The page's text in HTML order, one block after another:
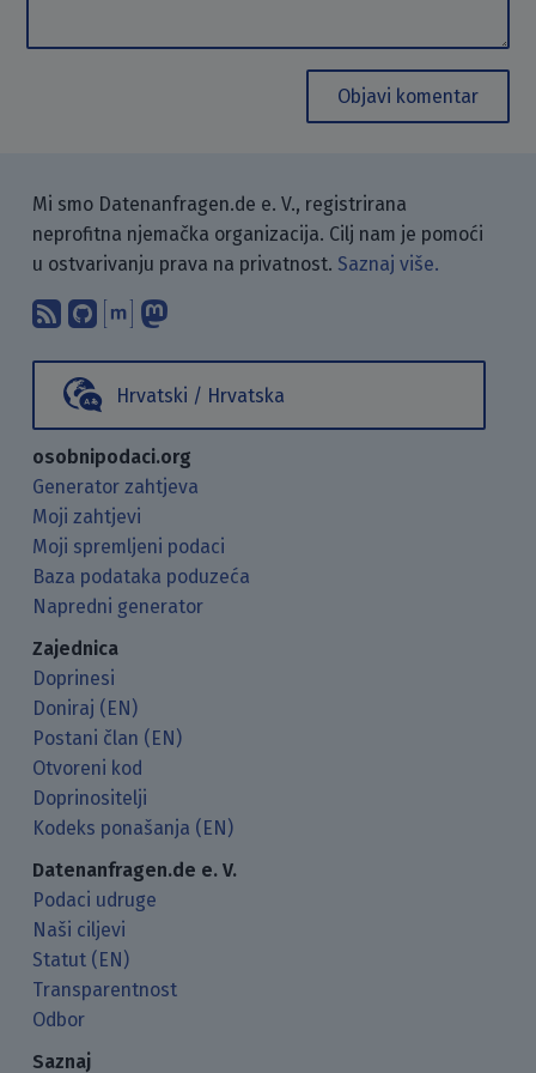
Objavi komentar
Mi smo Datenanfragen.de e. V., registrirana
neprofitna njemačka organizacija. Cilj nam je pomoći
u ostvarivanju prava na privatnost. Saznaj više.
Pretplati se na naš blog koristeći
Pronađi nas na GitHubu.
Raspravljaj s nama putem
Hrvatski / Hrvatska
osobnipodaci.org
Generator zahtjeva
Moji zahtjevi
Moji spremljeni podaci
Baza podataka poduzeća
Napredni generator
Zajednica
Doprinesi
Doniraj (EN)
Postani član (EN)
Otvoreni kod
Doprinositelji
Kodeks ponašanja (EN)
Datenanfragen.de e. V.
Podaci udruge
Naši ciljevi
Statut (EN)
Transparentnost
Odbor
Saznaj